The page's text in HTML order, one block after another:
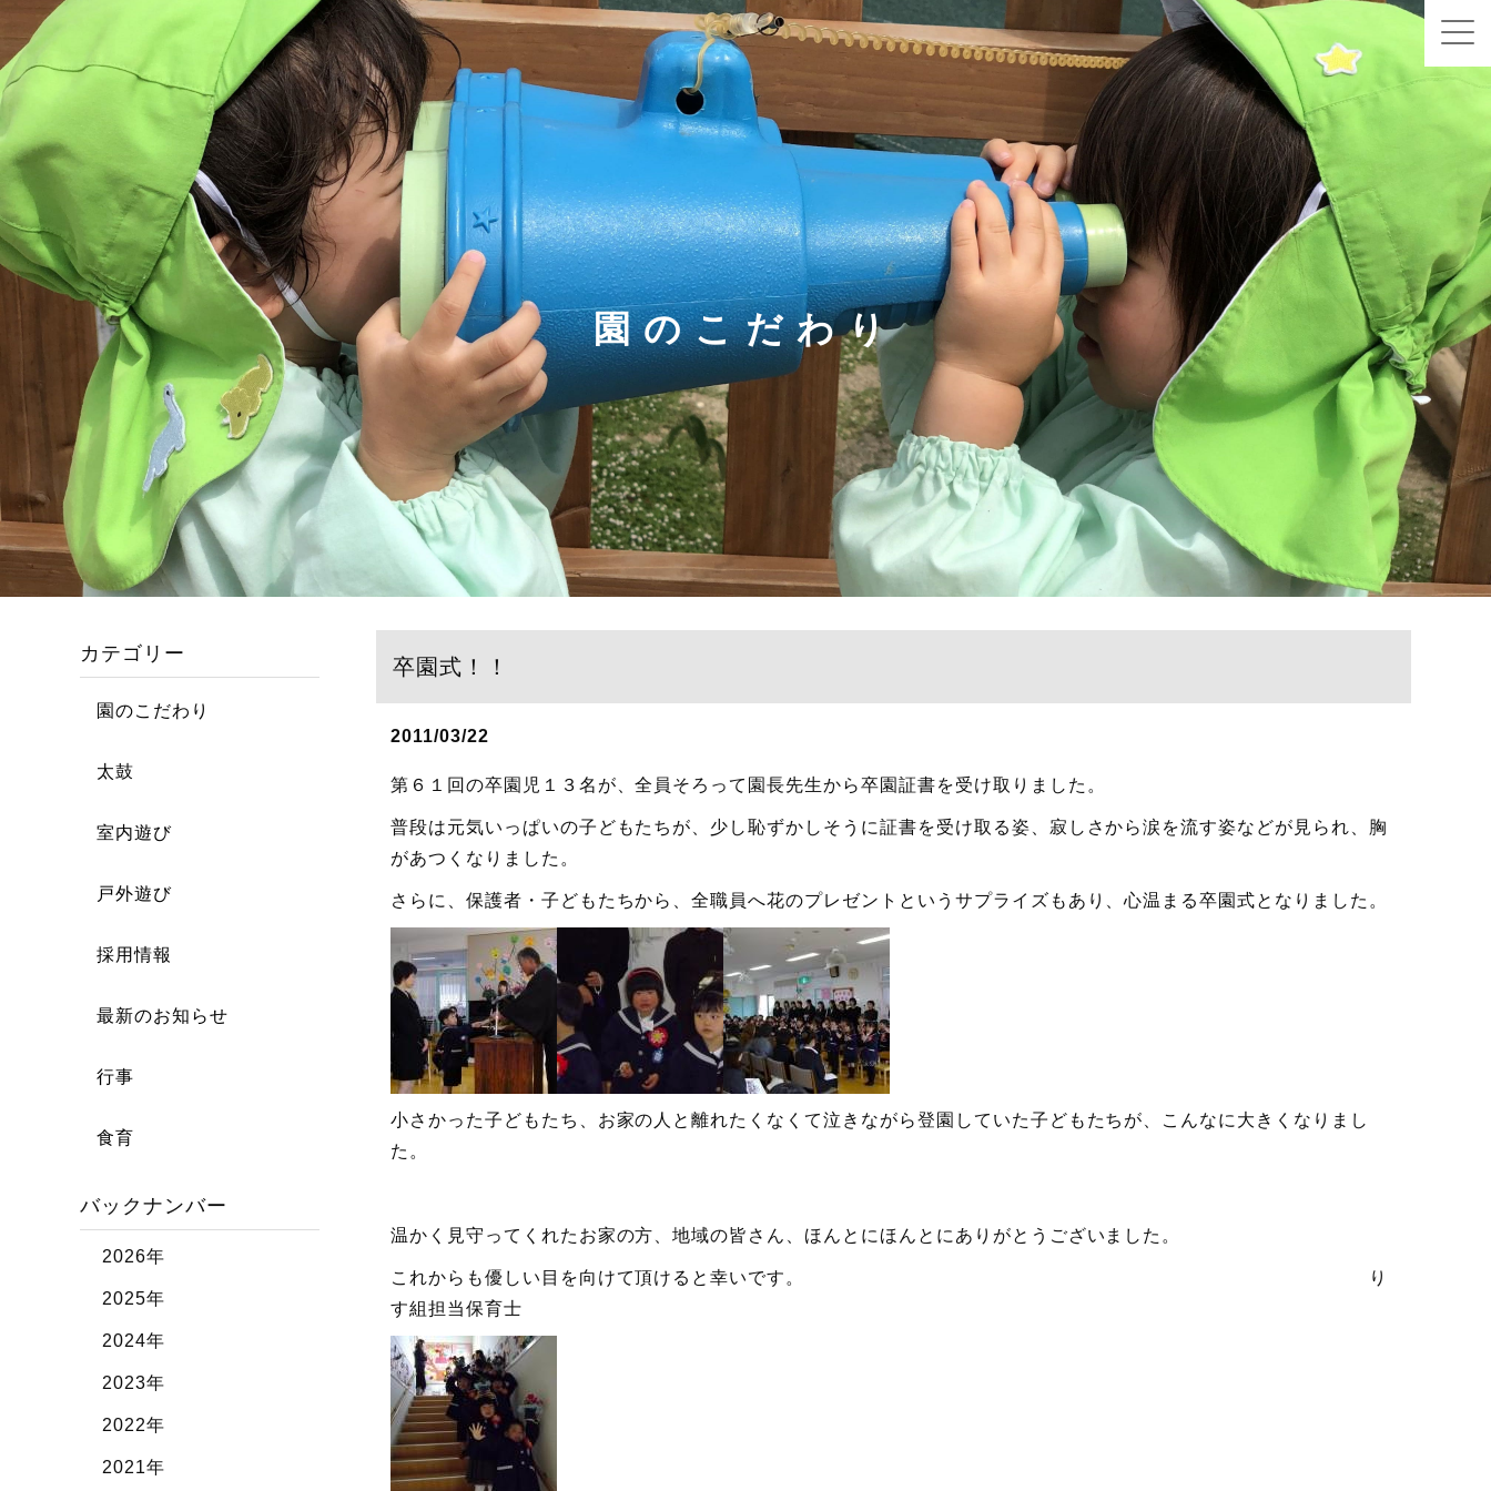
園のこだわり
卒園式！！
2011/03/22
第６１回の卒園児１３名が、全員そろって園長先生から卒園証書を受け取りました。
普段は元気いっぱいの子どもたちが、少し恥ずかしそうに証書を受け取る姿、寂しさから涙を流す姿などが見られ、胸
があつくなりました。
さらに、保護者・子どもたちから、全職員へ花のプレゼントというサプライズもあり、心温まる卒園式となりました。
小さかった子どもたち、お家の人と離れたくなくて泣きながら登園していた子どもたちが、こんなに大きくなりまし
た。
温かく見守ってくれたお家の方、地域の皆さん、ほんとにほんとにありがとうございました。
これからも優しい目を向けて頂けると幸いです。 り
す組担当保育士
カテゴリー
園のこだわり
太鼓
室内遊び
戸外遊び
採用情報
最新のお知らせ
行事
食育
バックナンバー
2026年
2025年
2024年
2023年
2022年
2021年